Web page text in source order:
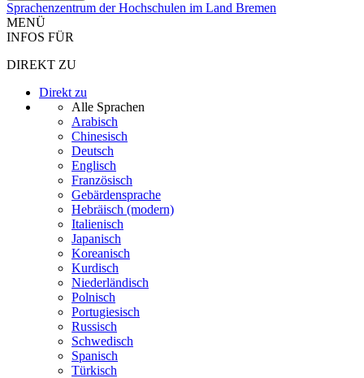
Sprachenzentrum der Hochschulen im Land Bremen
MENÜ
INFOS FÜR
DIREKT ZU
Direkt zu
Alle Sprachen
Arabisch
Chinesisch
Deutsch
Englisch
Französisch
Gebärdensprache
Hebräisch (modern)
Italienisch
Japanisch
Koreanisch
Kurdisch
Niederländisch
Polnisch
Portugiesisch
Russisch
Schwedisch
Spanisch
Türkisch